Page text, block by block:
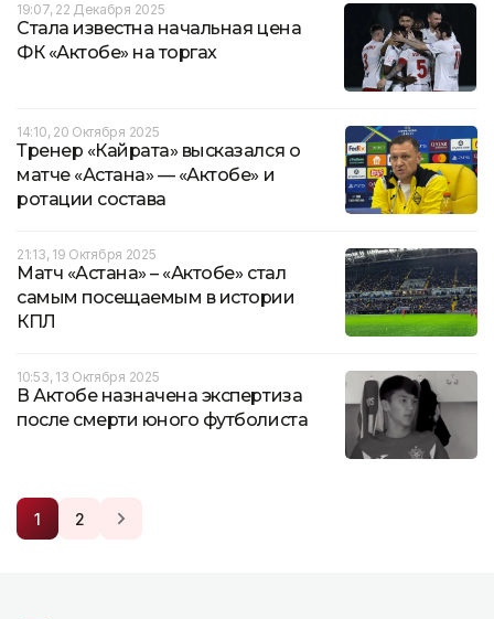
19:07, 22 Декабря 2025
Стала известна начальная цена
ФК «Актобе» на торгах
14:10, 20 Октября 2025
Тренер «Кайрата» высказался о
матче «Астана» — «Актобе» и
ротации состава
21:13, 19 Октября 2025
Матч «Астана» – «Актобе» стал
самым посещаемым в истории
КПЛ
10:53, 13 Октября 2025
В Актобе назначена экспертиза
после смерти юного футболиста
1 2